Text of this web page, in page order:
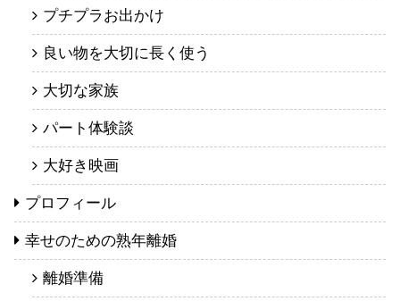
プチプラお出かけ
良い物を大切に長く使う
大切な家族
パート体験談
大好き映画
プロフィール
幸せのための熟年離婚
離婚準備